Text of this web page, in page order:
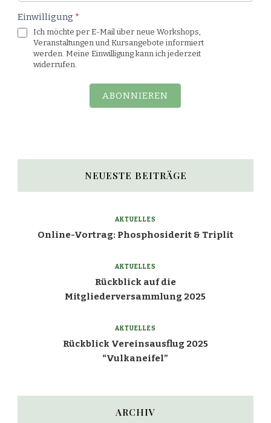
Einwilligung *
Ich möchte per E-Mail über neue Workshops,
Veranstaltungen und Kursangebote informiert
werden. Meine Einwilligung kann ich jederzeit
widerrufen.
ABONNIEREN
NEUESTE BEITRÄGE
AKTUELLES
Online-Vortrag: Phosphosiderit & Triplit
AKTUELLES
Rückblick auf die
Mitgliederversammlung 2025
AKTUELLES
Rückblick Vereinsausflug 2025
“Vulkaneifel”
ARCHIV